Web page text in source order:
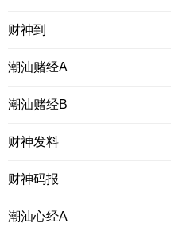
财神到
潮汕赌经A
潮汕赌经B
财神发料
财神码报
潮汕心经A